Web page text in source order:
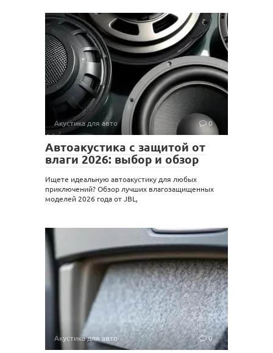
Акустика для авто 0
Автоакустика с защитой от
влаги 2026: выбор и обзор
Ищете идеальную автоакустику для любых
приключений? Обзор лучших влагозащищенных
моделей 2026 года от JBL,
Акустика для авто 0